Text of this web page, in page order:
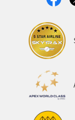
マリンスポ
神奈川県
和歌山県 静岡